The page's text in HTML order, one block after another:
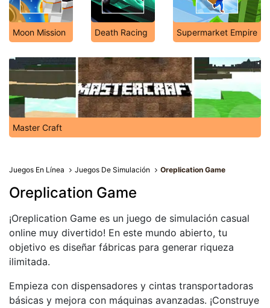
Moon Mission Death Racing Supermarket Empire
Master Craft
Juegos En Línea Juegos De Simulación Oreplication Game
Oreplication Game
¡Oreplication Game es un juego de simulación casual
online muy divertido! En este mundo abierto, tu
objetivo es diseñar fábricas para generar riqueza
ilimitada.
Empieza con dispensadores y cintas transportadoras
básicas y mejora con máquinas avanzadas. ¡Construye